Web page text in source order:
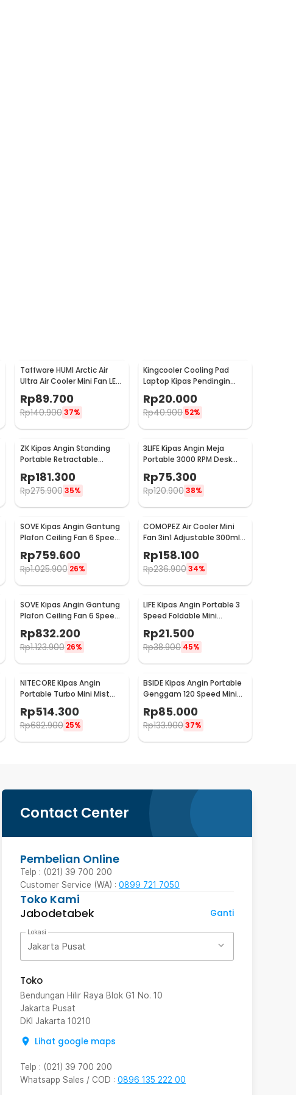
Taffware HUMI Arctic Air
Ultra Air Cooler Mini Fan LED
400ml 8W 5V - K-F009
Rp89.700
Rp140.900 37%
Kingcooler Cooling Pad
Laptop Kipas Pendingin
Rp20.000
Rp40.900 52%
ZK Kipas Angin Standing
Portable Retractable
Folding Fan 7200mAh - ZK-
20321
Rp181.300
Rp275.900 35%
3LIFE Kipas Angin Meja
Portable 3000 RPM Desk
Fan USB 4.8 Inch 5W - 312
Rp75.300
Rp120.90038%
SOVE Kipas Angin Gantung
Plafon Ceiling Fan 6 Speed
Reversible 52 Inch - FS2007
Rp759.600
Rp1.025.900 26%
COMOPEZ Air Cooler Mini
Fan 3in1 Adjustable 300ml
18W 9V - YY-01
Rp158.100
Rp236.90034%
SOVE Kipas Angin Gantung
Plafon Ceiling Fan 6 Speed
LED 52 Inch - FS2008
Rp832.200
Rp1.123.900 26%
LIFE Kipas Angin Portable 3
Speed Foldable Mini
Rp21.500
Rp38.900 45%
NITECORE Kipas Angin
Portable Turbo Mini Mist
Cooling Fan 3500 mAh -
izzCool 30
Rp514.300
Rp682.900 25%
BSIDE Kipas Angin Portable
Genggam 120 Speed Mini
Cooling Fan 2000mAh - M6
Rp85.000
Rp133.90037%
Contact Center
Pembelian Online
Telp : (021) 39 700 200
Customer Service (WA) : 0899 721 7050
Toko Kami
Jabodetabek
Ganti
Lokasi
Jakarta Pusat
Toko
Bendungan Hilir Raya Blok G1 No. 10
Jakarta Pusat
DKI Jakarta 10210
Lihat google maps
Telp : (021) 39 700 200
Whatsapp Sales / COD : 0896 135 222 00